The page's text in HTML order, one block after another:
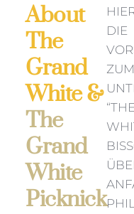
About
The
Grand
White &
The
Grand
White
Picknick
DIE
ZUM